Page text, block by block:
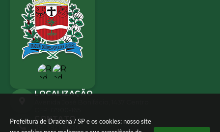
Prefeitura de Dracena / SP e os cookies: nosso site
LOCALIZAÇÃO
CONTATO